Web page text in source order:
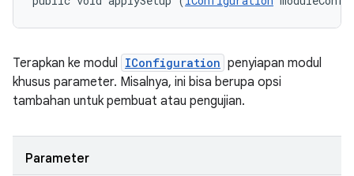
Terapkan ke modul IConfiguration penyiapan modul
khusus parameter. Misalnya, ini bisa berupa opsi
tambahan untuk pembuat atau pengujian.
Parameter